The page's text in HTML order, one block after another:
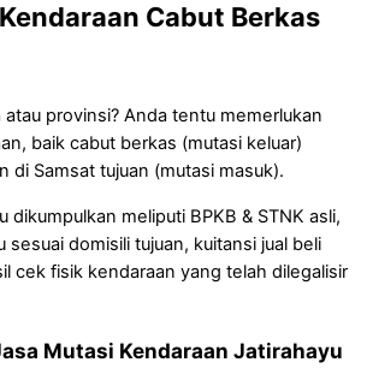
Cabut Berkas
provinsi? Anda tentu memerlukan
baik cabut berkas (mutasi keluar)
di Samsat tujuan (mutasi masuk).
dikumpulkan meliputi BPKB & STNK asli,
sesuai domisili tujuan, kuitansi jual beli
cek fisik kendaraan yang telah dilegalisir
Mutasi Kendaraan Jatirahayu